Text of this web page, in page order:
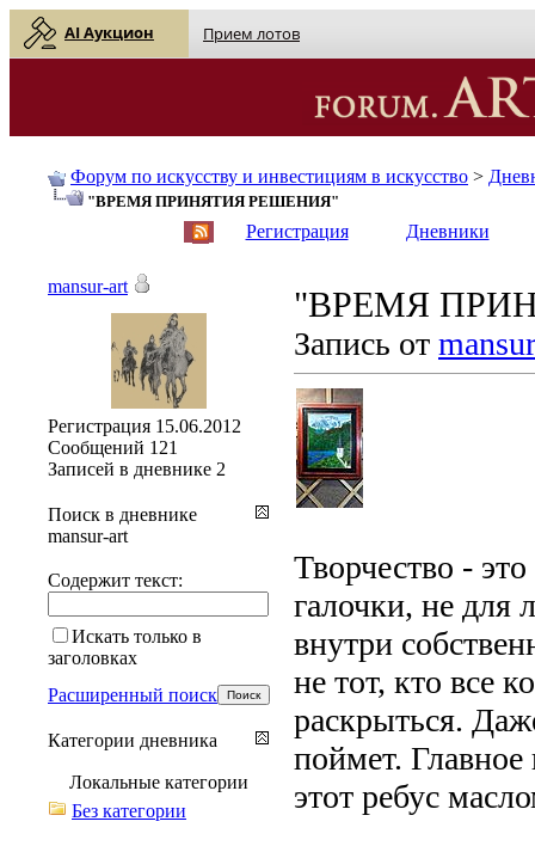
AI Аукцион Прием лотов
Форум по искусству и инвестициям в искусство >
"ВРЕМЯ ПРИНЯТИЯ РЕШЕНИЯ"
Регистрация Дневники
"ВРЕМЯ
Запись от
Творчество -
галочки, не для
внутри
не тот, кто все
раскрыться.
поймет.
этот ребус
mansur-art
Регистрация 15.06.2012
Сообщений 121
Записей в дневнике 2
Поиск в дневнике
mansur-art
Содержит текст:
Искать только в
заголовках
Расширенный поиск
Категории дневника
Локальные категории
Без категории